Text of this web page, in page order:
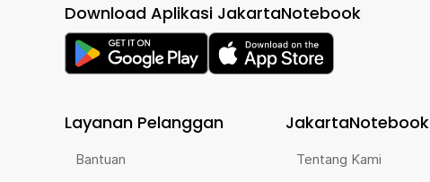
Download Aplikasi JakartaNotebook
Layanan Pelanggan
Bantuan
JakartaNotebook
Tentang Kami